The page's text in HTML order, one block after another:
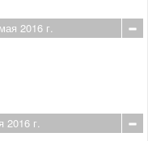
2016 г.
2016 г.